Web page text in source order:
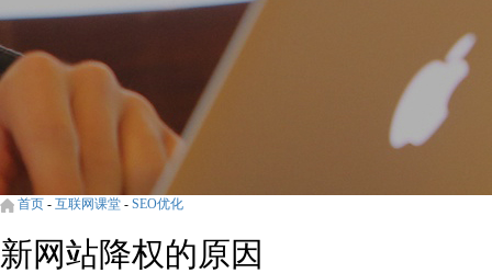
首页 - 互联网课堂 - SEO优化
新网站降权的原因